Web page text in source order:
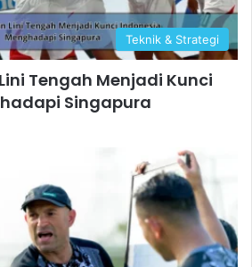
Teknik & Strategi
Tengah Menjadi Kunci
Singapura